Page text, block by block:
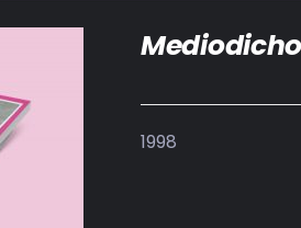
1998